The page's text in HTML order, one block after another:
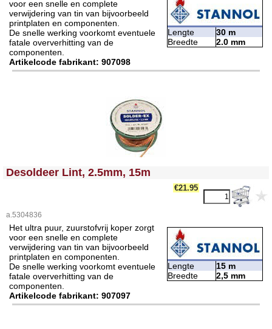
voor een snelle en complete
verwijdering van tin van bijvoorbeeld
printplaten en componenten.
De snelle werking voorkomt eventuele
fatale oververhitting van de
componenten.
Artikelcode fabrikant: 907098
Lengte
30 m
Breedte
2.0 mm
<!-- MakeFullWidth0 --><!-- MakeFullWidth1 --><!-- MakeFullWidth2 --><!-- MakeFullWidth3 --><!-- MakeFullWidth4 --><!-- MakeFullWidth5 --><!-- MakeFullWidth6 --><!-- MakeFullWidth7 --><!-- MakeFullWidth8 --><!-- MakeFullWidth9 --><!-- MakeFullWidth10 --><!-- MakeFullWidth11 --><!-- MakeFullWidth12 --><!-- MakeFullWidth13 --><!-- MakeFullWidth14 --><!-- MakeFullWidth15 --><!-- MakeFullWidth16 --><!-- MakeFullWidth17 --><!-- MakeFullWidth18 --><!-- MakeFullWidth19 -->
Desoldeer Lint, 2.5mm, 15m
€21.95
a.5304836
Het ultra puur, zuurstofvrij koper zorgt
voor een snelle en complete
verwijdering van tin van bijvoorbeeld
printplaten en componenten.
De snelle werking voorkomt eventuele
fatale oververhitting van de
componenten.
Artikelcode fabrikant: 907097
Lengte
15 m
Breedte
2,5 mm